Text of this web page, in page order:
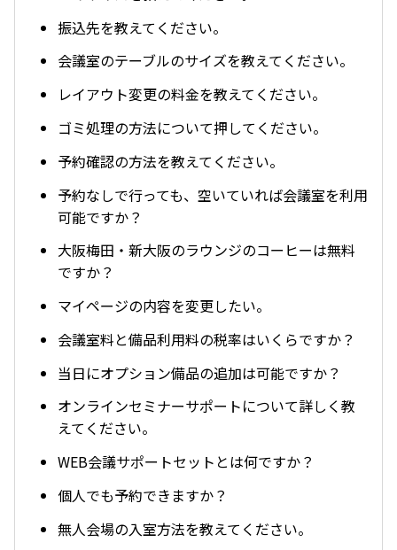
振込先を教えてください。
会議室のテーブルのサイズを教えてください。
レイアウト変更の料金を教えてください。
ゴミ処理の方法について押してください。
予約確認の方法を教えてください。
予約なしで行っても、空いていれば会議室を利用
可能ですか？
大阪梅田・新大阪のラウンジのコーヒーは無料
ですか？
マイページの内容を変更したい。
会議室料と備品利用料の税率はいくらですか？
当日にオプション備品の追加は可能ですか？
オンラインセミナーサポートについて詳しく教
えてください。
WEB会議サポートセットとは何ですか？
個人でも予約できますか？
無人会場の入室方法を教えてください。